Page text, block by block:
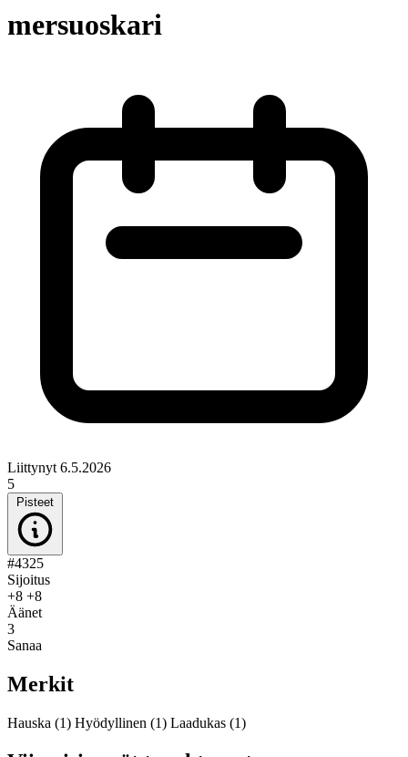
mersuoskari
Liittynyt 6.5.2026
5
Pisteet
#4325
Sijoitus
+8 +8
Äänet
3
Sanaa
Merkit
Hauska (1) Hyödyllinen (1) Laadukas (1)